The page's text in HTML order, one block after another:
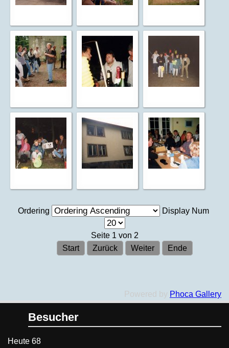
Ordering Display Num
Seite 1 von 2
Start
Zurück Weiter Ende
Powered by Phoca Gallery
Besucher
Heute 68